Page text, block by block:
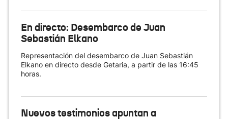
En directo: Desembarco de Juan
Sebastián Elkano
Representación del desembarco de Juan Sebastián
Elkano en directo desde Getaria, a partir de las 16:45
horas.
Nuevos testimonios apuntan a